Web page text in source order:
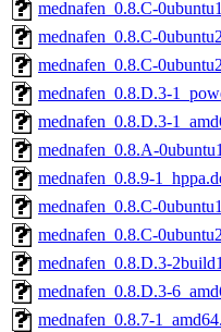
mednafen_0.8.C-
mednafen_0.8.C-
mednafen_0.8.C-
mednafen_0.8.D.3-
mednafen_0.8.D.3-
mednafen_0.8.A-
mednafen_0.8.9-
mednafen_0.8.C-
mednafen_0.8.C-
mednafen_0.8.D.3-
mednafen_0.8.D.3-
mednafen_0.8.7-